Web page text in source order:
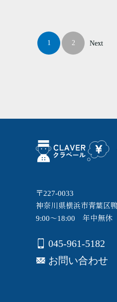
1 2 Next
〒227-0033
神奈川県横浜市青葉区
9:00～18:00 年中無休
045-961-5182
お問い合わせ